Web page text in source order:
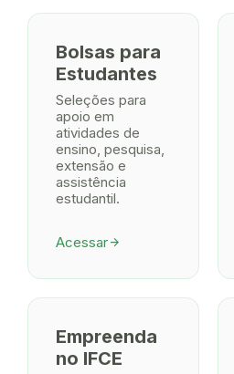
Bolsas para
Estudantes
Seleções para
apoio em
atividades de
ensino, pesquisa,
extensão e
assistência
estudantil.
Acessararrow_forward
Empreenda
no IFCE